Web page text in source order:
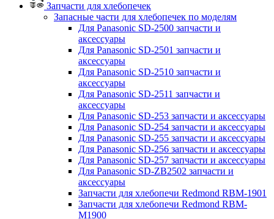
Запчасти для хлебопечек
Запасные части для хлебопечек по моделям
Для Panasonic SD-2500 запчасти и
аксессуары
Для Panasonic SD-2501 запчасти и
аксессуары
Для Panasonic SD-2510 запчасти и
аксессуары
Для Panasonic SD-2511 запчасти и
аксессуары
Для Panasonic SD-253 запчасти и аксессуары
Для Panasonic SD-254 запчасти и аксессуары
Для Panasonic SD-255 запчасти и аксессуары
Для Panasonic SD-256 запчасти и аксессуары
Для Panasonic SD-257 запчасти и аксессуары
Для Panasonic SD-ZB2502 запчасти и
аксессуары
Запчасти для хлебопечи Redmond RBM-1901
Запчасти для хлебопечи Redmond RBM-
M1900